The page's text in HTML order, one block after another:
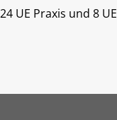
UE Praxis und 8 UE